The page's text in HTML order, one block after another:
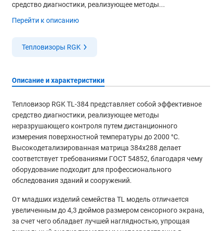
средство диагностики, реализующее методы...
Перейти к описанию
Тепловизоры RGK
Описание и характеристики
Тепловизор RGK TL-384 представляет собой эффективное
средство диагностики, реализующее методы
неразрушающего контроля путем дистанционного
измерения поверхностной температуры до 2000 °С.
Высокодетализированная матрица 384х288 делает
соответствует требованиями ГОСТ 54852, благодаря чему
оборудование подходит для профессионального
обследования зданий и сооружений.
От младших изделий семейства TL модель отличается
увеличенным до 4,3 дюймов размером сенсорного экрана,
за счет чего обладает лучшей наглядностью, упрощая